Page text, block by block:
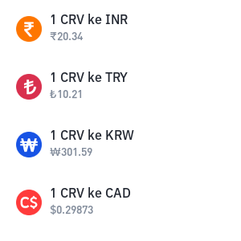
1 CRV ke INR
₹20.34
1 CRV ke TRY
₺10.21
1 CRV ke KRW
₩301.59
1 CRV ke CAD
$0.29873